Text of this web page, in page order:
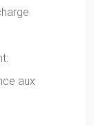
aux